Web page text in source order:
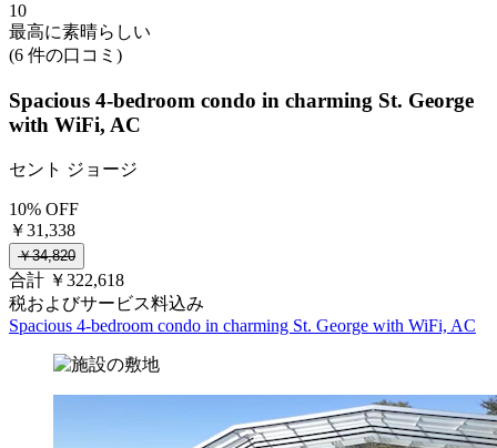
10
最高に素晴らしい
(6 件の口コミ)
Spacious 4-bedroom condo in charming St. George
with WiFi, AC
セント ジョージ
10% OFF
￥31,338
￥34,820
合計 ￥322,618
税およびサービス料込み
Spacious 4-bedroom condo in charming St. George with WiFi, AC